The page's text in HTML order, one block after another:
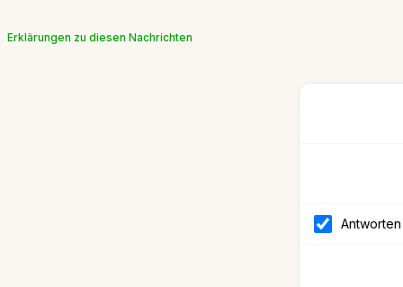
Erklärungen zu diesen Nachrichten